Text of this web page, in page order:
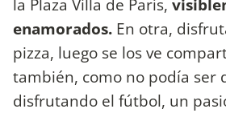
la Plaza Villa de París,
enamorados. En otra,
pizza, luego se los ve
también, como no podía ser
disfrutando el fútbol, un